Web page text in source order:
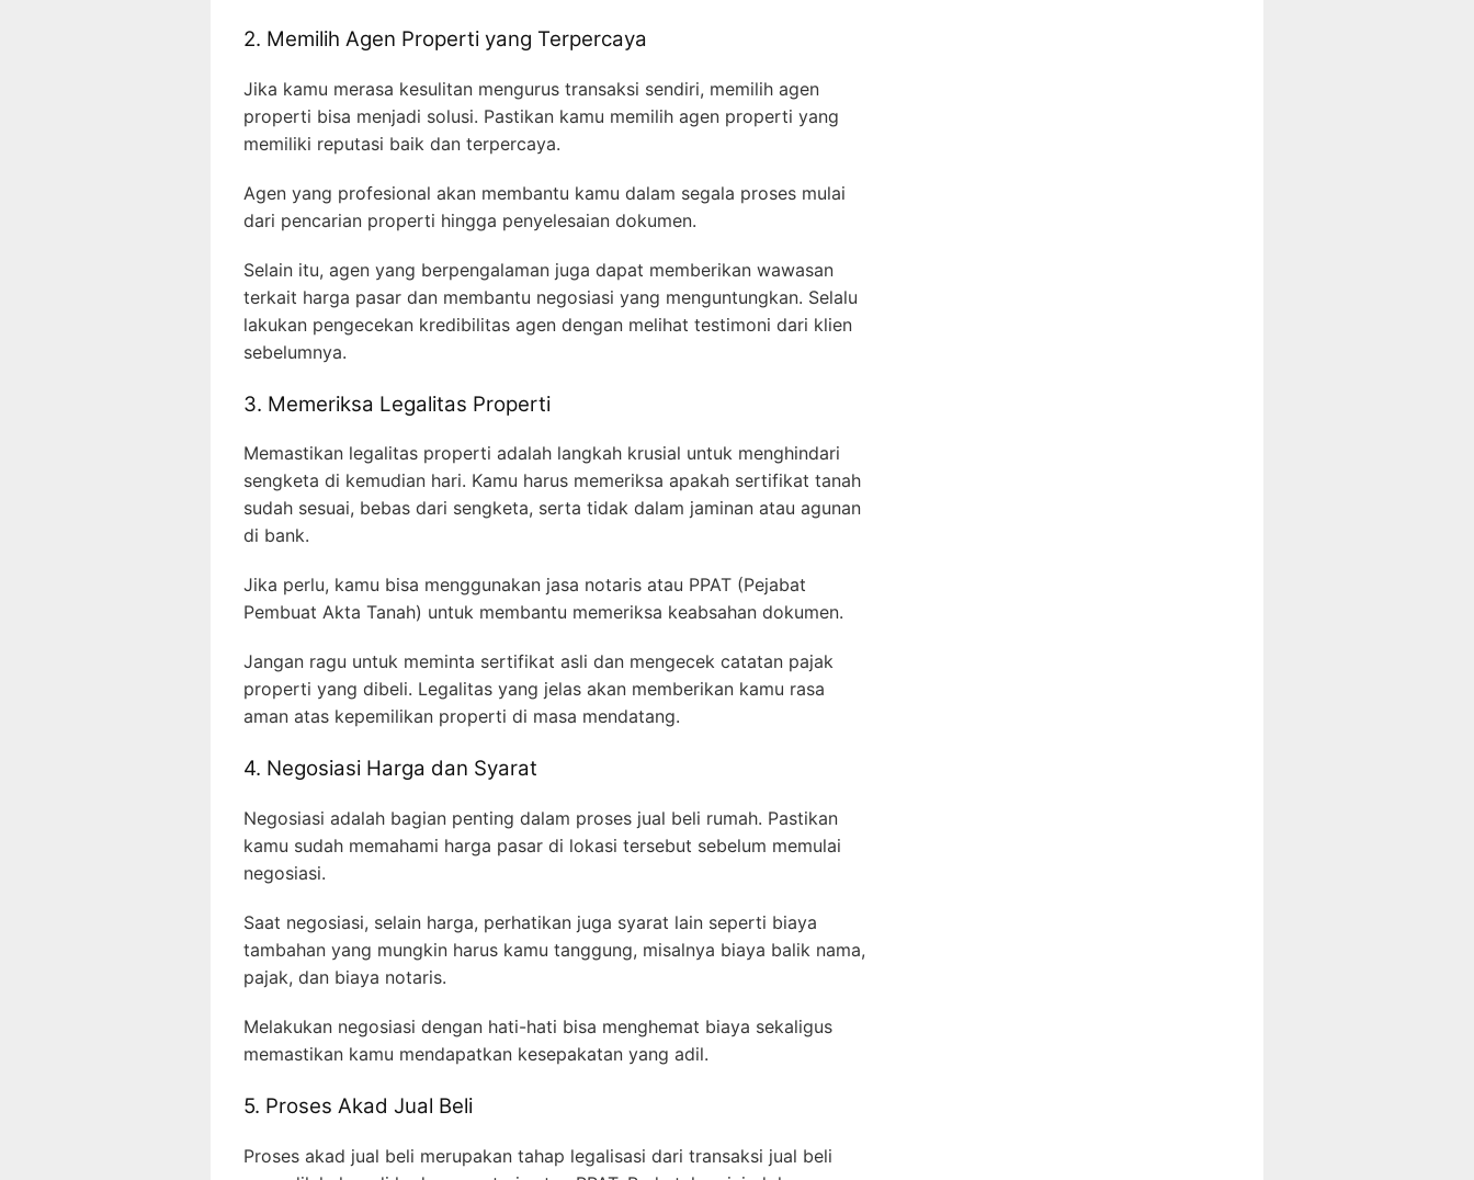
2. Memilih Agen Properti yang Terpercaya
Jika kamu merasa kesulitan mengurus transaksi sendiri, memilih agen
properti bisa menjadi solusi. Pastikan kamu memilih agen properti yang
memiliki reputasi baik dan terpercaya.
Agen yang profesional akan membantu kamu dalam segala proses mulai
dari pencarian properti hingga penyelesaian dokumen.
Selain itu, agen yang berpengalaman juga dapat memberikan wawasan
terkait harga pasar dan membantu negosiasi yang menguntungkan. Selalu
lakukan pengecekan kredibilitas agen dengan melihat testimoni dari klien
sebelumnya.
3. Memeriksa Legalitas Properti
Memastikan legalitas properti adalah langkah krusial untuk menghindari
sengketa di kemudian hari. Kamu harus memeriksa apakah sertifikat tanah
sudah sesuai, bebas dari sengketa, serta tidak dalam jaminan atau agunan
di bank.
Jika perlu, kamu bisa menggunakan jasa notaris atau PPAT (Pejabat
Pembuat Akta Tanah) untuk membantu memeriksa keabsahan dokumen.
Jangan ragu untuk meminta sertifikat asli dan mengecek catatan pajak
properti yang dibeli. Legalitas yang jelas akan memberikan kamu rasa
aman atas kepemilikan properti di masa mendatang.
4. Negosiasi Harga dan Syarat
Negosiasi adalah bagian penting dalam proses jual beli rumah. Pastikan
kamu sudah memahami harga pasar di lokasi tersebut sebelum memulai
negosiasi.
Saat negosiasi, selain harga, perhatikan juga syarat lain seperti biaya
tambahan yang mungkin harus kamu tanggung, misalnya biaya balik nama,
pajak, dan biaya notaris.
Melakukan negosiasi dengan hati-hati bisa menghemat biaya sekaligus
memastikan kamu mendapatkan kesepakatan yang adil.
5. Proses Akad Jual Beli
Proses akad jual beli merupakan tahap legalisasi dari transaksi jual beli